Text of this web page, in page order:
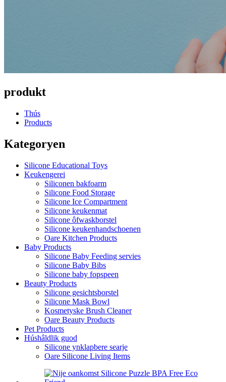
produkt
Thús
Products
Kategoryen
Silicone Educational Toys
Keukengerei
Siliconen bakfoarm
Silicone Food Storage
Silicone Ice Compartment
Silicone keukenmat
Silicone ôfwaskborstel
Silicone keukenhandschoenen
Oare Kitchen Products
Baby Products
Silicone Baby Feeding servies
Silicone Baby Bibs
Silicone baby fopspeen
Beauty Products
Silicone gesichtsborstel
Silicone Mask Bowl
Kosmetyske Brush Cleaner
Oare Beauty Products
Pet Products
Húshâldlik guod
Silicone ynklapbere searje
Oare Silicone Living Items